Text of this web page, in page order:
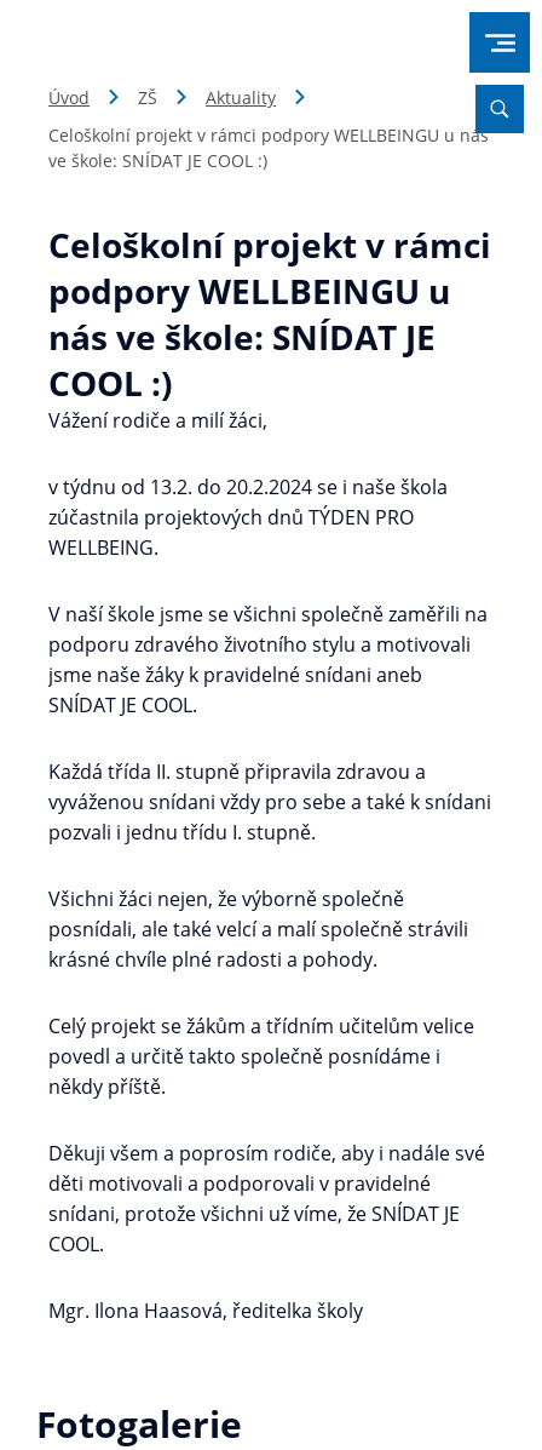
Úvod ZŠ
Aktuality
Celoškolní projekt v rámci podpory WELLBEINGU u nás
ve škole: SNÍDAT JE COOL :)
Celoškolní projekt v rámci
podpory WELLBEINGU u
nás ve škole: SNÍDAT JE
COOL :)
Vážení rodiče a milí žáci,
v týdnu od 13.2. do 20.2.2024 se i naše škola
zúčastnila projektových dnů TÝDEN PRO
WELLBEING.
V naší škole jsme se všichni společně zaměřili na
podporu zdravého životního stylu a motivovali
jsme naše žáky k pravidelné snídani aneb
SNÍDAT JE COOL.
Každá třída II. stupně připravila zdravou a
vyváženou snídani vždy pro sebe a také k snídani
pozvali i jednu třídu I. stupně.
Všichni žáci nejen, že výborně společně
posnídali, ale také velcí a malí společně strávili
krásné chvíle plné radosti a pohody.
Celý projekt se žákům a třídním učitelům velice
povedl a určitě takto společně posnídáme i
někdy příště.
Děkuji všem a poprosím rodiče, aby i nadále své
děti motivovali a podporovali v pravidelné
snídani, protože všichni už víme, že SNÍDAT JE
COOL.
Mgr. Ilona Haasová, ředitelka školy
Fotogalerie